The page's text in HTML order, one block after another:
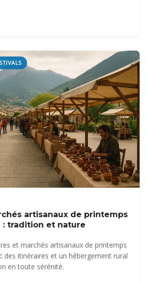
artisanaux de printemps
: tradition et nature
et marchés artisanaux de printemps
des itinéraires et un hébergement rural
en toute sérénité.